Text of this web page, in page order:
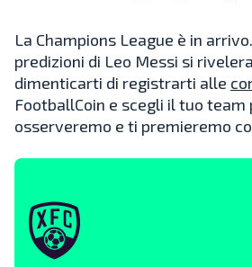
La Champions League è in
predizioni di Leo Messi si
dimenticarti di registrarti alle
FootballCoin e scegli il tuo
osserveremo e ti premieremo